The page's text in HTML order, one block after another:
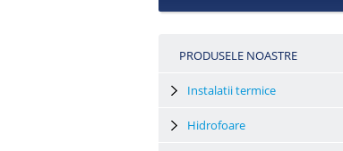
PRODUSELE NOASTRE
Instalatii termice
Hidrofoare